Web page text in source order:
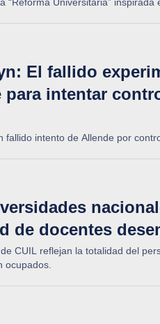
El fallido
para intentar
fallido intento de Allende por
de docentes
CUIL reflejan la totalidad del
ocupados.